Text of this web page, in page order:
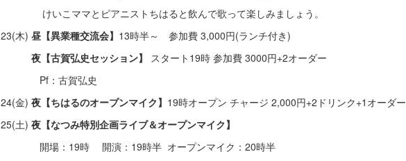
けいこママとピアニストちはると飲んで歌って楽しみましょう。
23(木) 昼【異業種交流会】 13時半～ 参加費 3,000円(ランチ付き)
夜【古賀弘史セッション】
スタート19時 参加費 3000円+2オーダー
Pf：古賀弘史
24(金) 夜【ちはるのオープンマイク】 19時オープン チャージ 2,000円+2ドリンク+1オーダー
25(土) 夜【なつみ特別企画ライブ＆オープンマイク】
開場：19時 開演：19時半 オープンマイク：20時半